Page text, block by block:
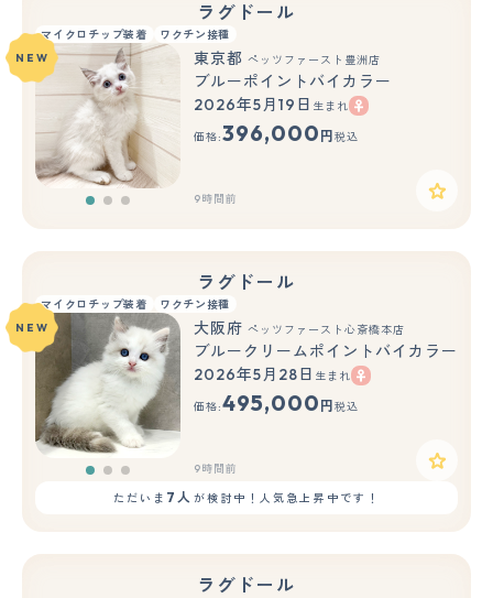
ラグドール
マイクロチップ装着 ワクチン接種
もっと見る
NEW 東京都 ペッツファースト豊洲店
ブルーポイントバイカラー
2026年5月19日 生まれ
価格:396,000 円 税込
9時間前
ラグドール
マイクロチップ装着 ワクチン接種
もっと見る
NEW 大阪府 ペッツファースト心斎橋本店
ブルークリームポイントバイカラー
2026年5月28日 生まれ
価格:495,000 円 税込
9時間前
ただいま 7人 が検討中！人気急上昇中です！
ラグドール